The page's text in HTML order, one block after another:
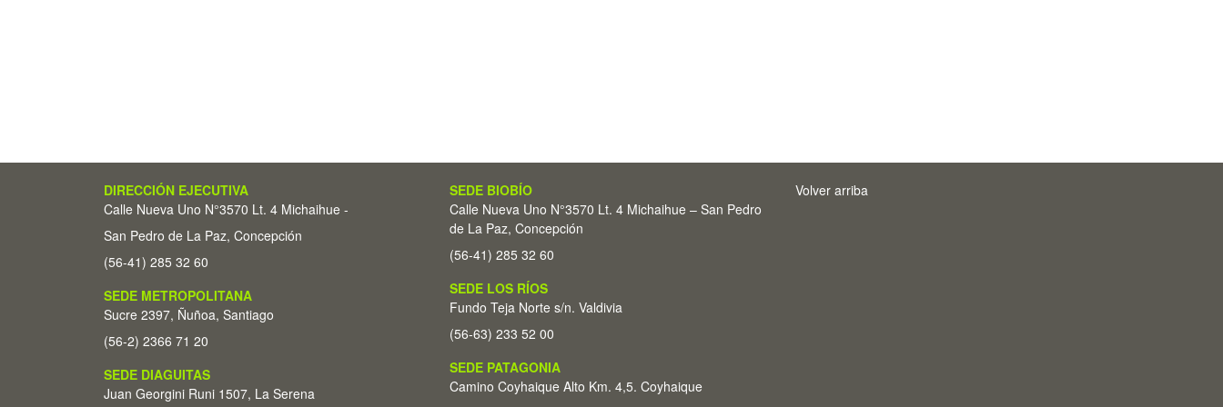
DIRECCIÓN EJECUTIVA
Calle Nueva Uno N°3570 Lt. 4 Michaihue -
San Pedro de La Paz, Concepción
(56-41) 285 32 60
SEDE METROPOLITANA
Sucre 2397, Ñuñoa, Santiago
(56-2) 2366 71 20
SEDE DIAGUITAS
Juan Georgini Runi 1507, La Serena
SEDE BIOBÍO
Calle Nueva Uno N°3570 Lt. 4 Michaihue – San Pedro
de La Paz, Concepción
(56-41) 285 32 60
SEDE LOS RÍOS
Fundo Teja Norte s/n. Valdivia
(56-63) 233 52 00
SEDE PATAGONIA
Camino Coyhaique Alto Km. 4,5. Coyhaique
Volver arriba